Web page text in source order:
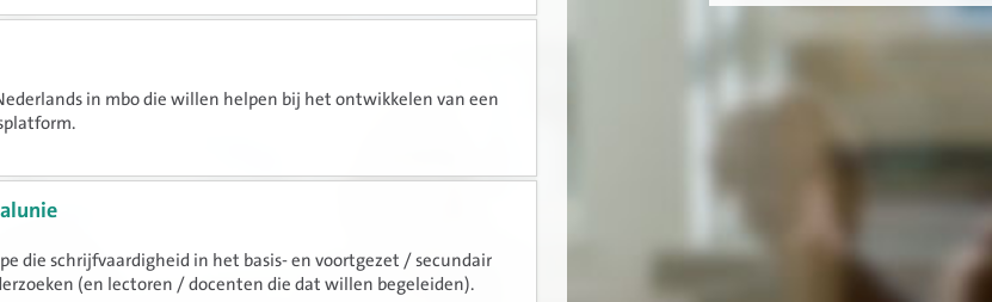
in mbo die willen helpen bij het ontwikkelen van een
die schrijfvaardigheid in het basis- en voortgezet / secundair
(en lectoren / docenten die dat willen begeleiden).